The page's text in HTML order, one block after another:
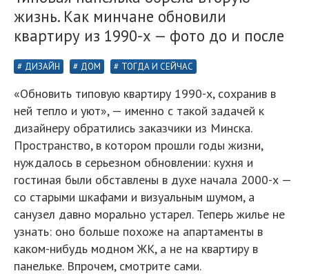
жизнь. Как минчане обновили
квартиру из 1990-х — фото до и после
ДИЗАЙН ДОМ ТОГДА И СЕЙЧАС
«Обновить типовую квартиру 1990-х, сохранив в
ней тепло и уют», — именно с такой задачей к
дизайнеру обратились заказчики из Минска.
Пространство, в котором прошли годы жизни,
нуждалось в серьезном обновлении: кухня и
гостиная были обставлены в духе начала 2000-х —
со старыми шкафами и визуальным шумом, а
санузел давно морально устарел. Теперь жилье не
узнать: оно больше похоже на апартаменты в
каком-нибудь модном ЖК, а не на квартиру в
панельке. Впрочем, смотрите сами.